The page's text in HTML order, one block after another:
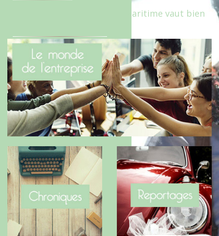
Le Benaise de la Charente-Maritime vaut bien